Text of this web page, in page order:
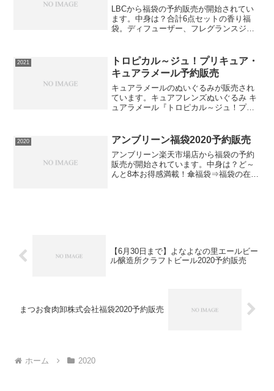
LBCから福袋の予約販売が開始されてい
ます。中身は？合計6点セットの香り福
袋。ディフューザー、フレグランスジェ
しく豊かにする香りアイテムが入った豪
華6点セット【丸井（マ...
2021
トロピカル～ジュ！プリキュア・
キュアラメール予約販売
キュアラメールのぬいぐるみが販売され
ています。キュアフレンズぬいぐるみ キ
ュアラメール『トロピカル～ジュ！プリ
クトなサイズ感で座らせることができま
す。触り心地の良いぬい...
2020 アンブリーン福袋2020予約販売
アンブリーン楽天市場店から福袋の予約
販売が開始されています。中身は？ど～
んと8本お得感満載！傘福袋⇒福袋の在庫
【6月30日まで】よなよなの里エールビー
ル醸造所クラフトビール2020予約販売
まつお食肉卸株式会社福袋2020予約販売
ホーム 2020